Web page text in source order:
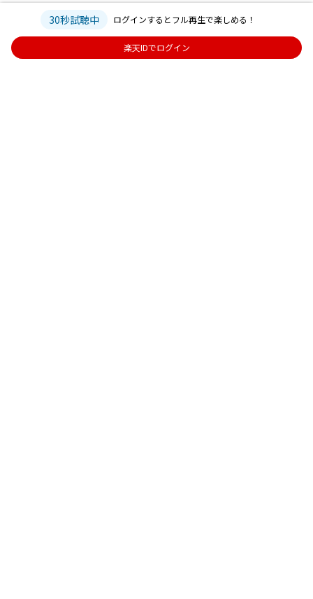
30秒試聴中 ログインするとフル再生で楽しめる！
楽天IDでログイン